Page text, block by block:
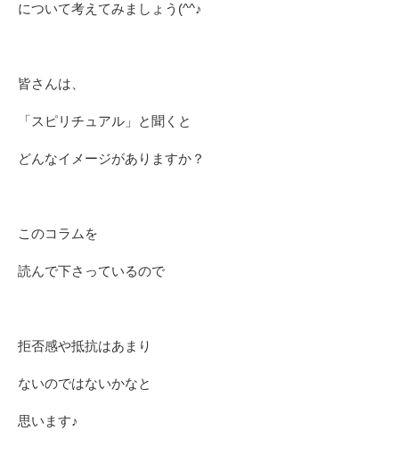
について考えてみましょう(^^♪
皆さんは、
「スピリチュアル」と聞くと
どんなイメージがありますか？
このコラムを
読んで下さっているので
拒否感や抵抗はあまり
ないのではないかなと
思います♪